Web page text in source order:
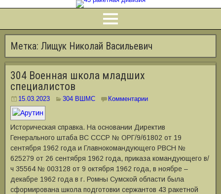
Метка: Лищук Николай Васильевич
304 Военная школа младших
специалистов
15.03.2023 304 ВШМС Комментарии
Историческая справка. На основании Директив
Генерального штаба ВС СССР № ОРГ/9/61802 от 19
сентября 1962 года и Главнокомандующего РВСН №
625279 от 26 сентября 1962 года, приказа командующего в/
ч 35564 № 003128 от 9 октября 1962 года, в ноябре –
декабре 1962 года в г. Ромны Сумской области была
сформирована школа подготовки сержантов 43 ракетной